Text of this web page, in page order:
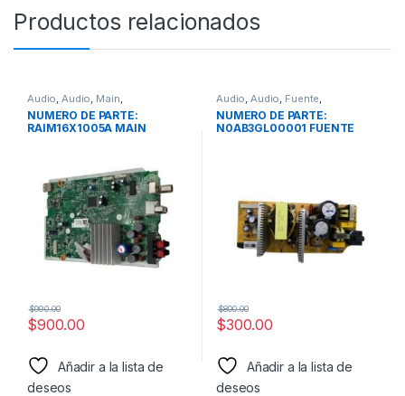
Productos relacionados
Audio,Audio, Main,
minicomponente,Panasonic
NUMERO DE PARTE:
RAIM16X1005A MAIN
$900.00
$990.00
Añadir a la lista de
deseos
Audio,Audio, Fuente,
minicomponente
NUMERO DE PARTE:
N0AB3GL00001 FUENTE
$300.00
$800.00
Añadir a la lista de
deseos